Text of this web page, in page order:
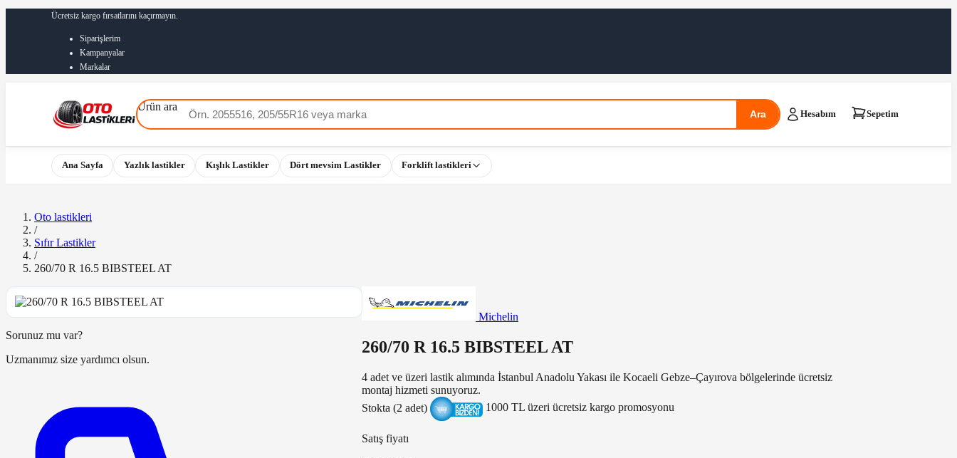
Ücretsiz kargo fırsatlarını kaçırmayın.
Siparişlerim
Kampanyalar
Markalar
Ürün ara
Ara Hesabım Sepetim
Ana Sayfa Yazlık lastikler Kışlık Lastikler Dört mevsim Lastikler Forklift lastikleri
Oto lastikleri
/
Sıfır Lastikler
/
260/70 R 16.5 BIBSTEEL AT
Sorunuz mu var?
Uzmanımız size yardımcı olsun.
Michelin
260/70 R 16.5 BIBSTEEL AT
4 adet ve üzeri lastik alımında İstanbul Anadolu Yakası ile Kocaeli Gebze–Çayırova bölgelerinde ücretsiz
montaj hizmeti sunuyoruz.
Stokta (2 adet)
1000 TL üzeri ücretsiz kargo promosyonu
Satış fiyatı